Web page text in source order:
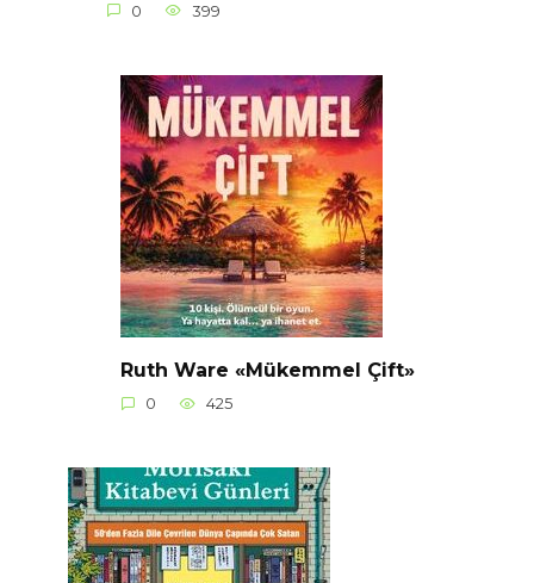
0 399
Ruth Ware «Mükemmel Çift»
0 425